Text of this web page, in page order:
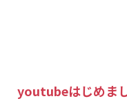
youtubeはじめま